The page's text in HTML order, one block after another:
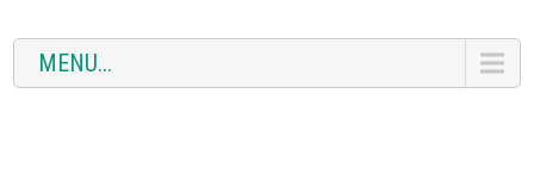
MENU...